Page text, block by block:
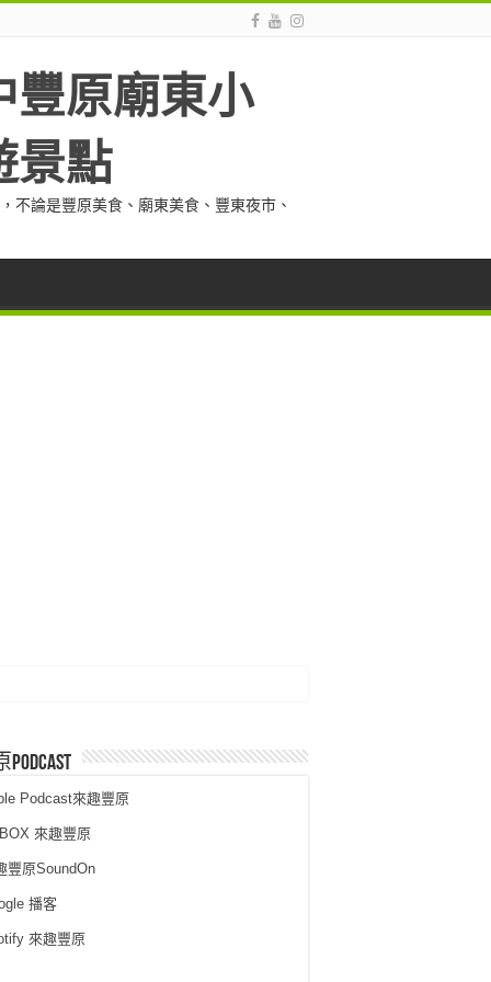
豐原廟東小
景點
不論是豐原美食、廟東美食、豐東夜市、
Podcast來趣豐原
來趣豐原
豐原SoundOn
播客
來趣豐原